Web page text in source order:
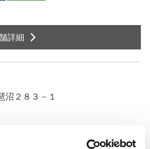
詳細
沼２８３－１